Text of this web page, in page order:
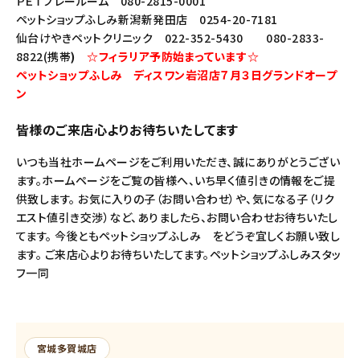
ペットショップふしみ新潟新発田店 0254-20-7181
仙台けやきペットクリニック 022-352-5430 080-2833-
8822(携帯) ☆フィラリア予防始まっています☆
ペットショップふしみ ディスワン岩沼店７月３日グランドオープ
ン
皆様のご来店心よりお待ちいたしてます
いつも当社ホームページをご利用いただき、誠にありがとうござい
ます。ホームページをご覧の皆様へ、いち早く値引きの情報をご提
供致します。 お気に入りの子（お問い合わせ）や、気になる子（リク
エスト値引き交渉）など、ありましたら、お問い合わせお待ちいたし
てます。 今後ともペットショップふしみ をどうぞ宜しくお願い致し
ます。 ご来店心よりお待ちいたしてます。ペットショップふしみスタッ
フ一同
宮城多賀城店